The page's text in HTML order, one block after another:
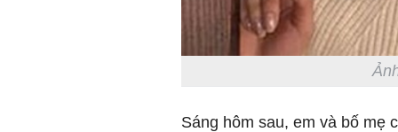
Sáng hôm sau, em và bố mẹ